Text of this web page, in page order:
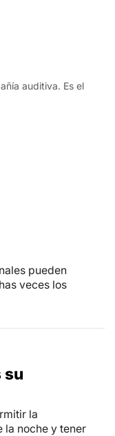
auditiva. Es el
pueden
veces los
su
la
la noche y tener